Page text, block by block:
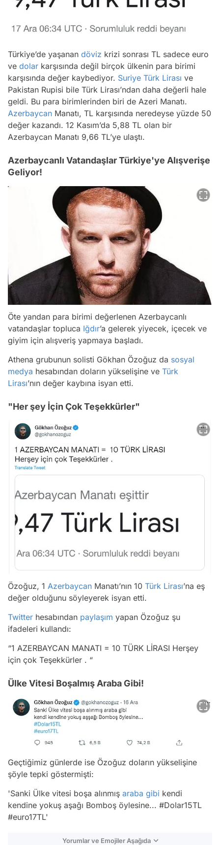
Türkiye’de yaşanan döviz krizi sonrası TL sadece euro
ve dolar karşısında değil birçok ülkenin para birimi
karşısında değer kaybediyor. Suriye Türk Lirası ve
Pakistan Rupisi bile Türk Lirası’ndan daha değerli hale
geldi. Bu para birimlerinden biri de Azeri Manatı.
Azerbaycan Manatı, TL karşısında neredeyse yüzde 50
değer kazandı. 12 Kasım’da 5,88 TL olan bir
Azerbaycan Manatı 9,66 TL’ye ulaştı.
Azerbaycanlı Vatandaşlar Türkiye'ye Alışverişe
Geliyor!
Öte yandan para birimi değerlenen Azerbaycanlı
vatandaşlar topluca Iğdır’a gelerek yiyecek, içecek ve
giyim için alışveriş yapmaya başladı.
Athena grubunun solisti Gökhan Özoğuz da sosyal
medya hesabından doların yükselişine ve Türk
Lirası’nın değer kaybına isyan etti.
"Her şey İçin Çok Teşekkürler"
Özoğuz, 1 Azerbaycan Manatı’nın 10 Türk Lirası’na eş
değer olduğunu söyleyerek isyan etti.
Twitter hesabından paylaşım yapan Özoğuz şu
ifadeleri kullandı:
“1 AZERBAYCAN MANATI = 10 TÜRK LİRASI Herşey
için çok Teşekkürler . “
Ülke Vitesi Boşalmış Araba Gibi!
Geçtiğimiz günlerde ise Özoğuz doların yükselişine
şöyle tepki göstermişti:
'Sanki Ülke vitesi boşa alınmış araba gibi kendi
kendine yokuş aşağı Bomboş öylesine... #Dolar15TL
#euro17TL'
Yorumlar ve Emojiler Aşağıda